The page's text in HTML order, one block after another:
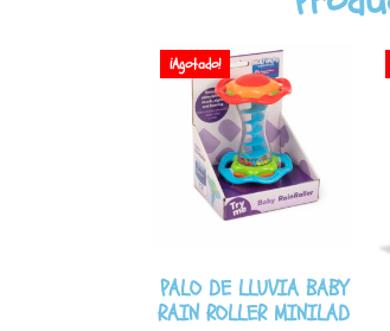
¡Agotado!
PALO DE LLUVIA BABY
RAIN ROLLER MINILAD